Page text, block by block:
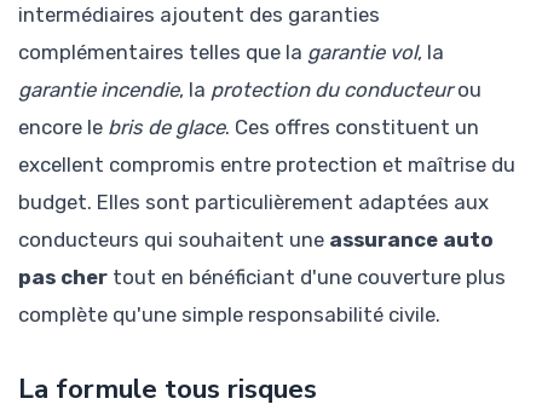
intermédiaires ajoutent des garanties
complémentaires telles que la garantie vol, la
garantie incendie, la protection du conducteurou
encore le bris de glace. Ces offres constituent un
excellent compromis entre protection et maîtrise du
budget. Elles sont particulièrement adaptées aux
conducteurs qui souhaitent une assurance auto
pas cher tout en bénéficiant d'une couverture plus
complète qu'une simple responsabilité civile.
La formule tous risques